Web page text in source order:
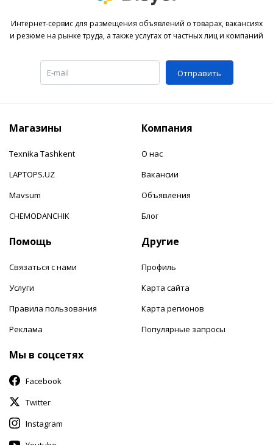
Интернет-сервис для размещения объявлений о товарах, вакансиях
и резюме на рынке труда, а также услугах от частных лиц и компаний
Отправить
Магазины
Texnika Tashkent
LAPTOPS.UZ
Mavsum
CHEMODANCHIK
Компания
О нас
Вакансии
Объявления
Блог
Помощь
Связаться с нами
Услуги
Правила пользования
Реклама
Другие
Профиль
Карта сайта
Карта регионов
Популярные запросы
Мы в соцсетях
Facebook
Twitter
Instagram